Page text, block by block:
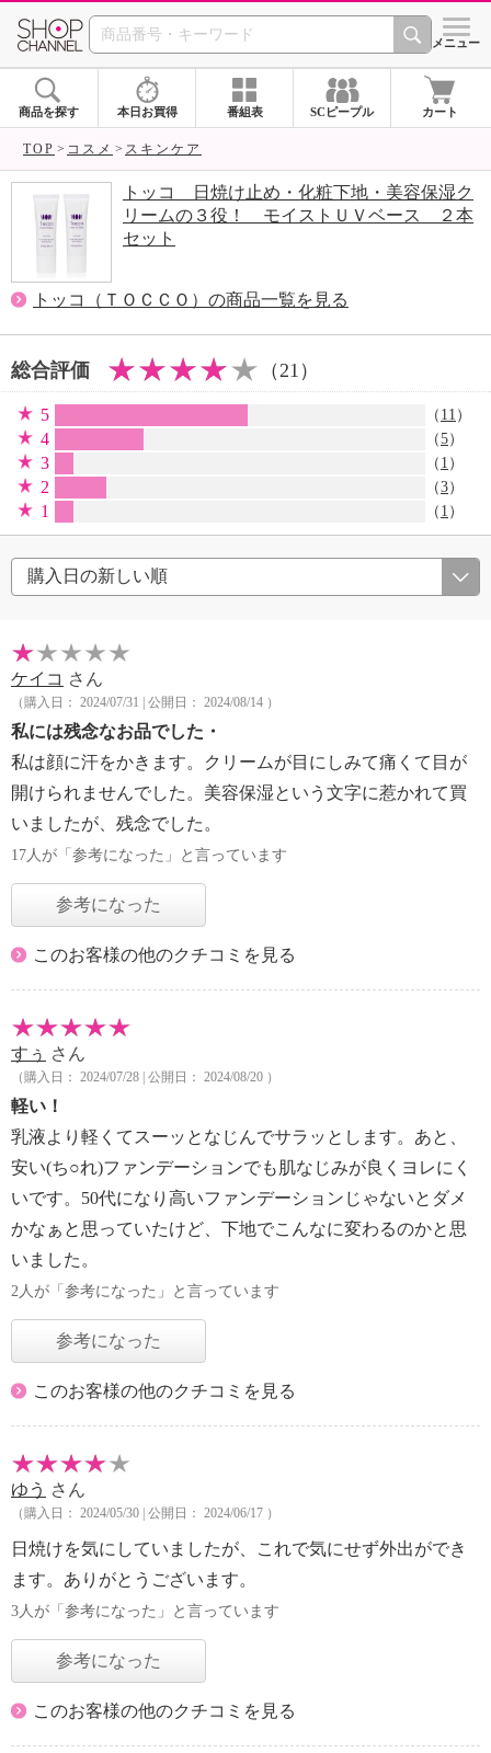
SHOP CHANNEL シメニュー
商品を探す 本日お買得 番組表 SCピープル カート
TOP コスメ スキンケア
トッコ 日焼け止め・化粧下地・美容保湿ク
リームの３役！ モイストＵＶベース ２本
セット
トッコ（ＴＯＣＣＯ）の商品一覧を見る
総合評価 （21）
5 （ 11 ）
4 （5）
3 （ 1 ）
2 （3）
1 （ 1 ）
ケイコ さん
（購入日： 2024/07/31 | 公開日： 2024/08/14 ）
私には残念なお品でした・
私は顔に汗をかきます。クリームが目にしみて痛くて目が
開けられませんでした。美容保湿という文字に惹かれて買
いましたが、残念でした。
17人が「参考になった」と言っています
参考になった
このお客様の他のクチコミを見る
すぅ さん
（購入日： 2024/07/28 | 公開日： 2024/08/20 ）
軽い！
乳液より軽くてスーッとなじんでサラッとします。あと、
安い(ち○れ)ファンデーションでも肌なじみが良くヨレにく
いです。50代になり高いファンデーションじゃないとダメ
かなぁと思っていたけど、下地でこんなに変わるのかと思
いました。
2人が「参考になった」と言っています
参考になった
このお客様の他のクチコミを見る
ゆう さん
（購入日： 2024/05/30 | 公開日： 2024/06/17 ）
日焼けを気にしていましたが、これで気にせず外出ができ
ます。ありがとうございます。
3人が「参考になった」と言っています
参考になった
このお客様の他のクチコミを見る